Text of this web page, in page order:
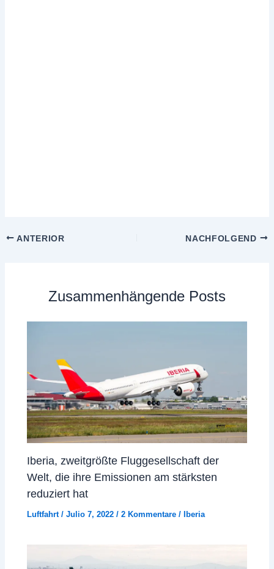
ANTERIOR NACHFOLGEND
Zusammenhängende Posts
Iberia, zweitgrößte Fluggesellschaft der
Welt, die ihre Emissionen am stärksten
reduziert hat
Luftfahrt/Julio 7, 2022/2 Kommentare /Iberia